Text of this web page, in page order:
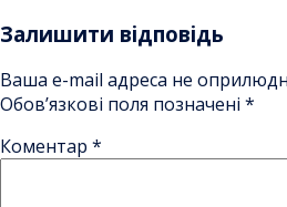
Залишити відповідь
Ваша e-mail адреса не
Обов’язкові поля позначені *
Коментар *